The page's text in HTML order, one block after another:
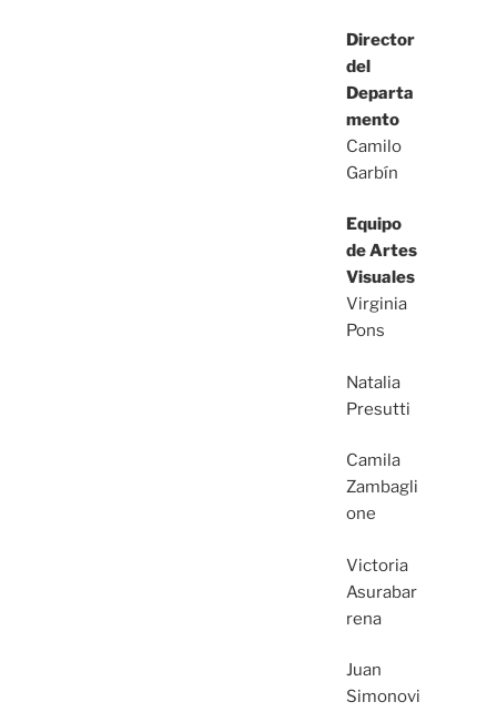
Director
del
Departa
mento
Camilo
Garbín
Equipo
de Artes
Visuales
Virginia
Pons
Natalia
Presutti
Camila
Zambagli
one
Victoria
Asurabar
rena
Juan
Simonovi